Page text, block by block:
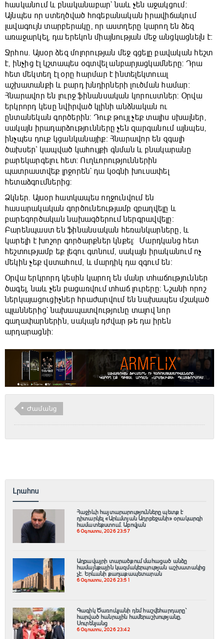
հասկանում և բնականաբար` նաև չեն աջակցում:
Այնպես որ ստեղծված հոգեբանական իրավիճակում
լավագույն տարբերակը, որ աստղերը կարող են ձեզ
առաջարկել, դա երեկոն միայնության մեջ անցկացնելն է:
Ջրհոս. Այսօր ձեզ մոլորության մեջ գցելը բավական հեշտ
է, ինչից էլ կշտապես օգտվել անբարյացկամները: Դրա
հետ մեկտեղ էլ օրը հարմար է ինտելեկտուալ
աշխատանքի և բարդ խնդիրների լուծման համար:
Հնարավոր են լուրջ ֆինանսական կորուստներ: Օրվա
երկրորդ կեսը նվիրված կլինի անձնական ու
ընտանեկան գործերին: Դուք թույլ չեք տալիս սխալներ,
սակայն իրադարձությունները չեն զարգանում այնպես,
ինչպես դուք կցանկանայիք: Հնարավոր են զգալի
ծախսեր` կապված կահույքի գնման և բնակարանը
բարեկարգելու հետ: Ուղևորություններին
պատրաստվեք լրջորեն` դա կօգնի խուսափել
հետաձգումներից:
Ձկներ. Այսօր հատկապես ողջունվում են
հասարակական գործունեությամբ զբաղվելը և
բարեգործական նախագծերում ներգրավվելը:
Բարենպաստ են ֆինանսական հեռանկարները, և
կարելի է խոշոր գործարքներ կնքել: Մարդկանց հետ
հեշտությամբ եք լեզու գտնում, սակայն իրականում ոչ
մեկին չեք վստահում, և մարդիկ դա զգում են:
Օրվա երկրորդ կեսին կարող են մանր տհաճություններ
ծագել, նաև չեն բացառվում տհաճ լուրերը: Նշանի որոշ
ներկայացուցիչներ հրաժարվում են նախապես մշակած
պլաններից` նախապատվությունը տալով նոր
գաղափարներին, սակայն դժվար թե դա իրեն
արդարացնի:
Ժամանց
Լրահոս
Հաջիևի հայտարարությունները պետք է
դիտարկել «Արևմտյան Ադրբեջանի» օրակարգի
համատեքստում․ Աբովյան
6 Օգոստոս, 2026 23:57
Աղբավայրի տարածքում մահացած անձը
համայնքային կազմակերպության աշխատակից
չէ․ Երևանի քաղաքապետարան
6 Օգոստոս, 2026 23:51
Գագիկ Ծառուկյանի դեմ հաշվեհարդարը՝
հարված հանրային համերաշխությանը.
Սուրենյանց
6 Օգոստոս, 2026 23:42